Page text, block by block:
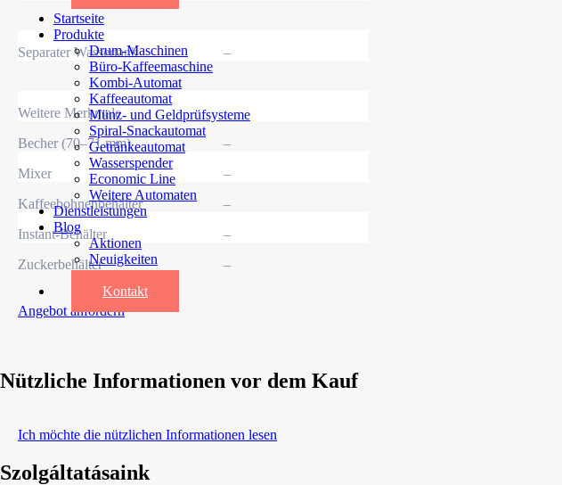
Startseite
Produkte
Drum-Maschinen
Büro-Kaffeemaschine
Kombi-Automat
Kaffeeautomat
Münz- und Geldprüfsysteme
Spiral-Snackautomat
Getränkeautomat
Wasserspender
Economic Line
Weitere Automaten
Dienstleistungen
Blog
Aktionen
Neuigkeiten
Informationen
Kontakt
Separater Wassertank –
Weitere Merkmale
Becher (70–71 mm)
–
Mixer
–
Kaffeebohnenbehälter
–
Instant-Behälter
–
Zuckerbehälter
–
Angebot anfordern
Nützliche Informationen vor dem Kauf
Ich möchte die nützlichen Informationen lesen
Szolgáltatásaink